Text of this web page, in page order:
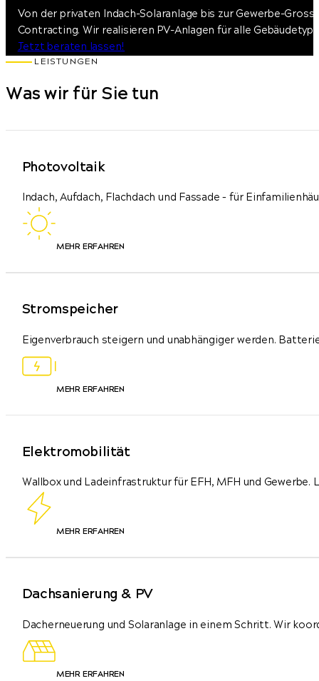
Von der privaten Indach-Solaranlage bis zur Gewerbe-
Contracting. Wir realisieren PV-Anlagen für alle
Jetzt beraten lassen!
Was wir für Sie tun
LEISTUNGEN
Photovoltaik
Indach, Aufdach, Flachdach und Fassade – für
MEHR ERFAHREN
Stromspeicher
Eigenverbrauch steigern und unabhängiger werden.
MEHR ERFAHREN
Elektromobilität
Wallbox und Ladeinfrastruktur für EFH, MFH und
MEHR ERFAHREN
Dachsanierung & PV
Dacherneuerung und Solaranlage in einem Schritt. Wir
MEHR ERFAHREN